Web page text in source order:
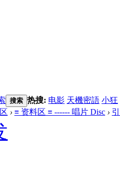
搜索 热搜: 电影 天機密語 小狂
› ≡ 资料区 ≡ ------ 唱片 Disc ›